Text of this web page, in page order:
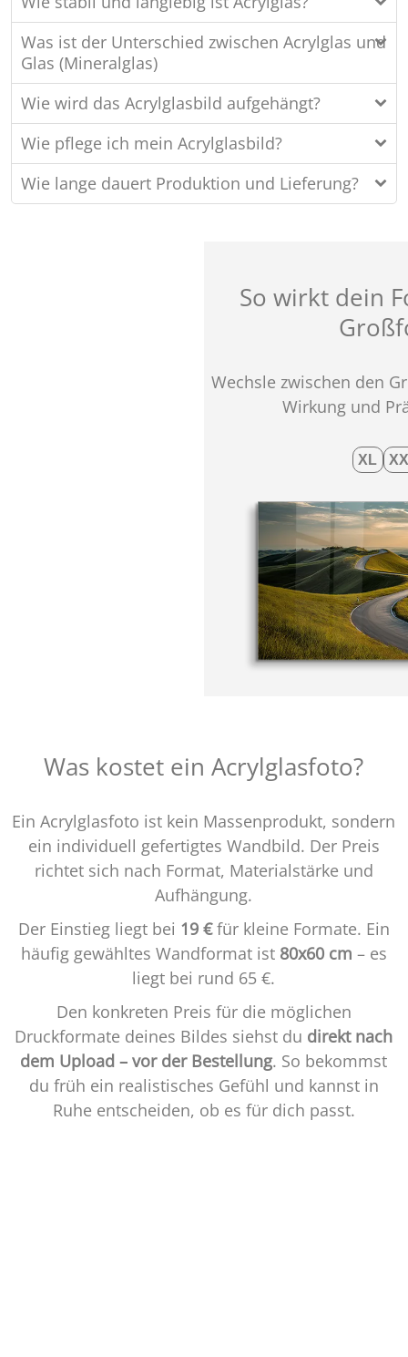
Was ist der Unterschied zwischen Acrylglas und
Glas (Mineralglas)
Wie wird das Acrylglasbild aufgehängt?
Wie pflege ich mein Acrylglasbild?
Wie lange dauert Produktion und Lieferung?
So wirkt dein
Wechsle zwischen den
Wirkung und
Was kostet ein Acrylglasfoto?
Ein Acrylglasfoto ist kein Massenprodukt, sondern
ein individuell gefertigtes Wandbild. Der Preis
richtet sich nach Format, Materialstärke und
Aufhängung.
Der Einstieg liegt bei 19 €für kleine Formate. Ein
häufig gewähltes Wandformat ist 80x60 cm – es
liegt bei rund 65 €.
Den konkreten Preis für die möglichen
Druckformate deines Bildes siehst du direkt nach
dem Upload – vor der Bestellung. So bekommst
du früh ein realistisches Gefühl und kannst in
Ruhe entscheiden, ob es für dich passt.